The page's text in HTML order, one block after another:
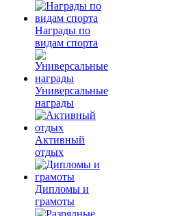
Награды по
видам спорта
Универсальные
награды
Активный
отдых
Дипломы и
грамоты